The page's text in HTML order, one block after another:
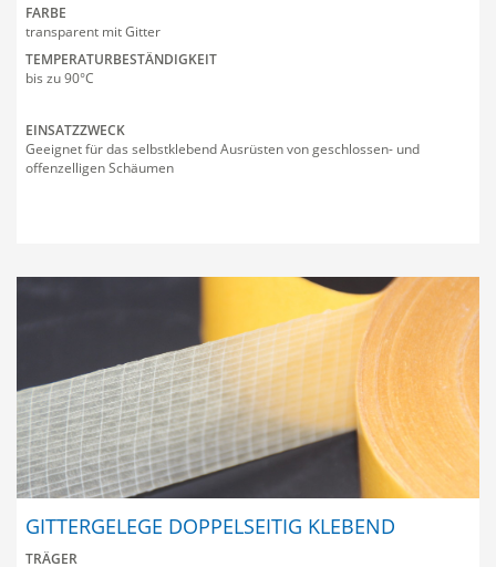
FARBE
transparent mit Gitter
TEMPERATURBESTÄNDIGKEIT
bis zu 90°C
EINSATZZWECK
Geeignet für das selbstklebend Ausrüsten von geschlossen- und
offenzelligen Schäumen
GITTERGELEGE DOPPELSEITIG KLEBEND
TRÄGER